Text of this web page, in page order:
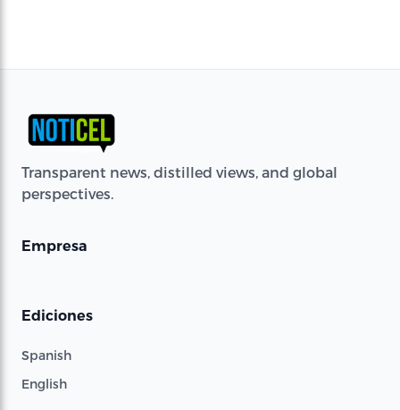
Transparent news, distilled views, and global
perspectives.
Empresa
Ediciones
Spanish
English